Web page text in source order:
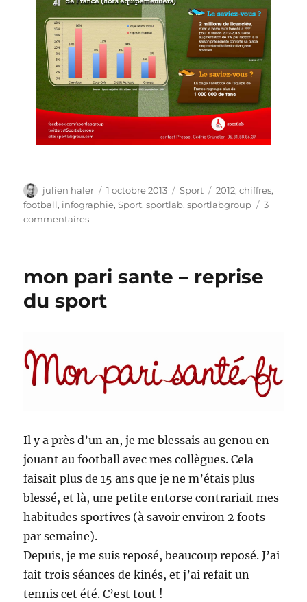
Auteur
julien haler
Publié
le
1 octobre 2013 Catégories
Sport Étiquettes
2012,chiffres,
football, infographie,Sport,sportlab,sportlabgroup
3
commentairessur
le
en
mon pari sante – reprise
du sport
Il y a près d’un an, je me blessais au genou en
jouant au football avec mes collègues. Cela
faisait plus de 15 ans que je ne m’étais plus
blessé, et là, une petite entorse contrariait mes
habitudes sportives (à savoir environ 2 foots
par semaine).
Depuis, je me suis reposé, beaucoup reposé. J’ai
fait trois séances de kinés, et j’ai refait un
tennis cet été. C’est tout !